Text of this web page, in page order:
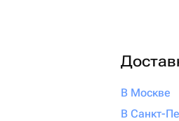
В Москве
В Санкт-